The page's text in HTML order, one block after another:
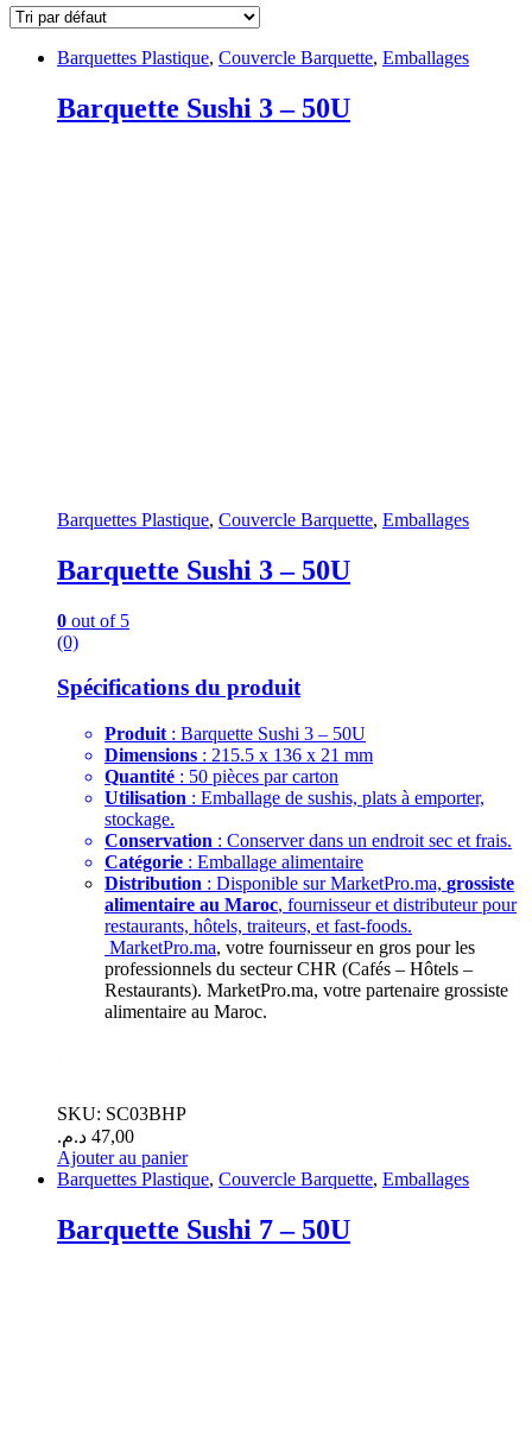
Barquettes Plastique, Couvercle Barquette, Emballages
Barquette Sushi 3 – 50U
Barquettes Plastique, Couvercle Barquette, Emballages
Barquette Sushi 3 – 50U
0 out of 5
(0)
Spécifications du produit
Produit : Barquette Sushi 3 – 50U
Dimensions : 215.5 x 136 x 21 mm
Quantité : 50 pièces par carton
Utilisation : Emballage de sushis, plats à emporter,
stockage.
Conservation : Conserver dans un endroit sec et frais.
Catégorie : Emballage alimentaire
Distribution : Disponible sur MarketPro.ma, grossiste
alimentaire au Maroc, fournisseur et distributeur pour
restaurants, hôtels, traiteurs, et fast-foods.
MarketPro.ma, votre fournisseur en gros pour les
professionnels du secteur CHR (Cafés – Hôtels –
Restaurants). MarketPro.ma, votre partenaire grossiste
alimentaire au Maroc.
SKU: SC03BHP
47,00 د.م.
Ajouter au panier
Barquettes Plastique, Couvercle Barquette, Emballages
Barquette Sushi 7 – 50U